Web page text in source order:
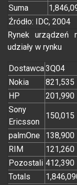
Suma
Źródło: IDC, 2004
Rynek urządzeń
udziały w rynku
Dostawca3Q04
Nokia
821,535
HP
201,990
Sony
Ericsson
150,015
palmOne 138,900
RIM
121,260
Pozostali 412,390
Totals